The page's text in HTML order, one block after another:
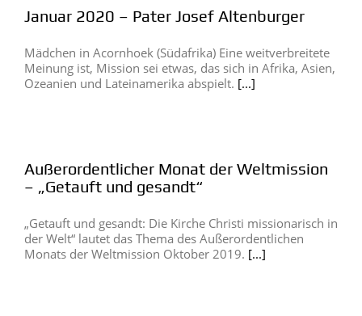
Januar 2020 – Pater Josef Altenburger
Mädchen in Acornhoek (Südafrika) Eine weitverbreitete
Meinung ist, Mission sei etwas, das sich in Afrika, Asien,
Ozeanien und Lateinamerika abspielt. [...]
Außerordentlicher Monat der Weltmission
– „Getauft und gesandt“
„Getauft und gesandt: Die Kirche Christi missionarisch in
der Welt“ lautet das Thema des Außerordentlichen
Monats der Weltmission Oktober 2019. [...]